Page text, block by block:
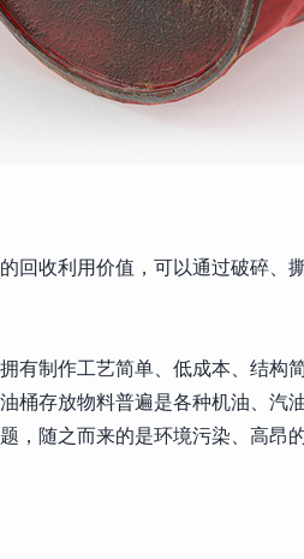
回收利用价值，可以通过破碎、
有制作工艺简单、低成本、结构
桶存放物料普遍是各种机油、汽
，随之而来的是环境污染、高昂